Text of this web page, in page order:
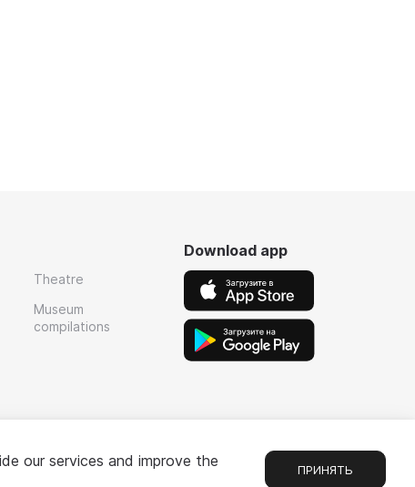
Theatre
Museum
compilations
Download app
our services and improve the
ПРИНЯТЬ